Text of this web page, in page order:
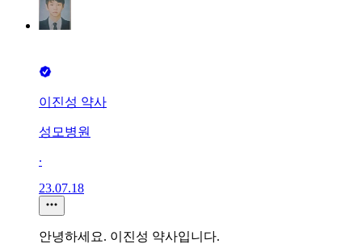
이진성 약사
성모병원
∙
23.07.18
안녕하세요. 이진성 약사입니다.